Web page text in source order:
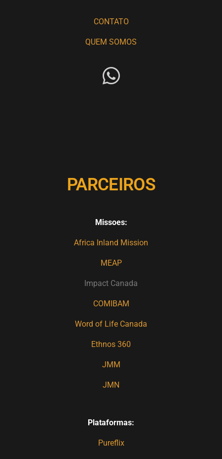
CONTATO
QUEM SOMOS
PARCEIROS
Missoes:
Africa Inland Mission
MEAP
Impact Canada
COMIBAM
Word of Life Canada
Ethnos 360
JMM
JMN
Plataformas:
Pureflix